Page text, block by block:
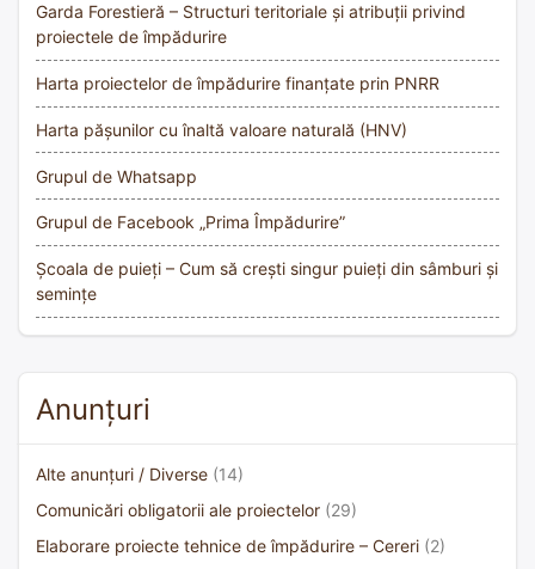
Garda Forestieră – Structuri teritoriale și atribuții privind
proiectele de împădurire
Harta proiectelor de împădurire finanțate prin PNRR
Harta pășunilor cu înaltă valoare naturală (HNV)
Grupul de Whatsapp
Grupul de Facebook „Prima Împădurire”
Școala de puieți – Cum să crești singur puieți din sâmburi și
semințe
Anunțuri
Alte anunțuri / Diverse (14)
Comunicări obligatorii ale proiectelor (29)
Elaborare proiecte tehnice de împădurire – Cereri (2)